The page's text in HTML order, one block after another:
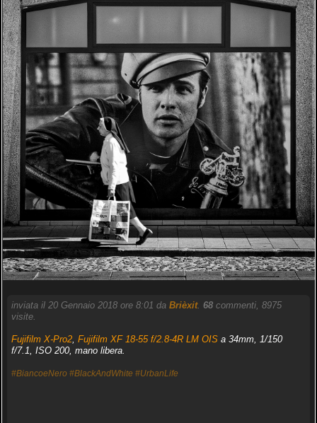
inviata il 20 Gennaio 2018 ore 8:01 da Brièxit. 68commenti, 8975
visite.
Fujifilm X-Pro2, Fujifilm XF 18-55 f/2.8-4R LM OISa 34mm, 1/150
f/7.1, ISO 200, mano libera.
#BiancoeNero #BlackAndWhite #UrbanLife